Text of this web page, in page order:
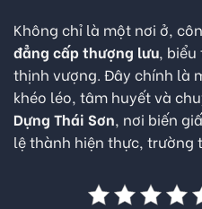
Không chỉ là một nơi ở,
đẳng cấp thượng lưu, biểu
thịnh vượng. Đây chính là
khéo léo, tâm huyết và
Dựng Thái Sơn, nơi biến
lệ thành hiện thực, trường